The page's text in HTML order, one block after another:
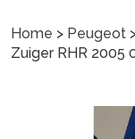
Home > Peugeot
Zuiger RHR 2005